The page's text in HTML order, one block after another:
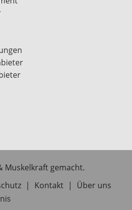
Muskelkraft gemacht.
| Kontakt |
Über uns